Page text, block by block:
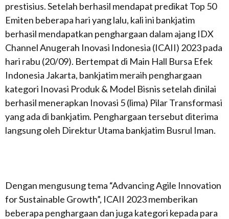
prestisius. Setelah berhasil mendapat predikat Top 50
Emiten beberapa hari yang lalu, kali ini bankjatim
berhasil mendapatkan penghargaan dalam ajang IDX
Channel Anugerah Inovasi Indonesia (ICAII) 2023 pada
hari rabu (20/09). Bertempat di Main Hall Bursa Efek
Indonesia Jakarta, bankjatim meraih penghargaan
kategori Inovasi Produk & Model Bisnis setelah dinilai
berhasil menerapkan Inovasi 5 (lima) Pilar Transformasi
yang ada di bankjatim. Penghargaan tersebut diterima
langsung oleh Direktur Utama bankjatim Busrul Iman.
Dengan mengusung tema “Advancing Agile Innovation
for Sustainable Growth”, ICAII 2023 memberikan
beberapa penghargaan dan juga kategori kepada para